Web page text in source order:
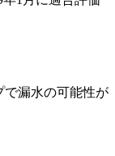
で漏水の可能性が